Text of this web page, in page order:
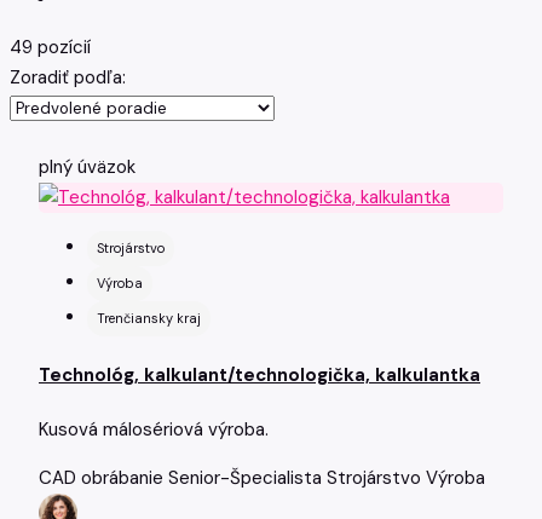
49 pozícií
Zoradiť podľa:
plný úväzok
Strojárstvo
Výroba
Trenčiansky kraj
Technológ, kalkulant/technologička, kalkulantka
Kusová málosériová výroba.
CAD obrábanie Senior-Špecialista Strojárstvo Výroba